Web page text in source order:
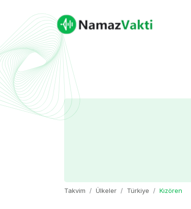
Takvim Ülkeler Türkiye Kızören